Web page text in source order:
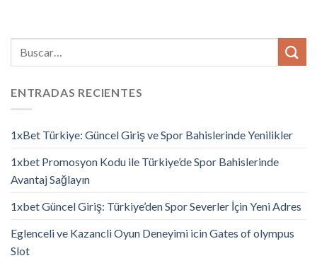
ENTRADAS RECIENTES
1xBet Türkiye: Güncel Giriş ve Spor Bahislerinde Yenilikler
1xbet Promosyon Kodu ile Türkiye’de Spor Bahislerinde
Avantaj Sağlayın
1xbet Güncel Giriş: Türkiye’den Spor Severler İçin Yeni Adres
Eglenceli ve Kazancli Oyun Deneyimi icin Gates of olympus
Slot